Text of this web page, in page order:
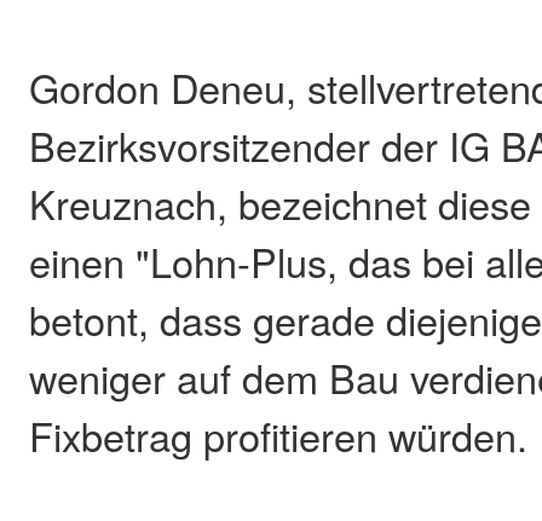
Gordon Deneu,
Bezirksvorsitzender der IG
Kreuznach, bezeichnet
einen "Lohn-Plus, das bei
betont, dass gerade
weniger auf dem Bau
Fixbetrag profitieren würden.